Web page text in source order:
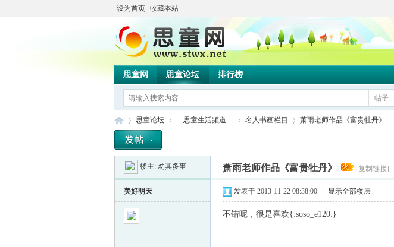
设为首页 收藏本站
思童网 思童论坛 排行榜
帖子
»
思童论坛
›
::: 思童生活频道 :::
›
名人书画栏目
›
萧雨老师作品《富贵牡丹》
楼主: 劝其多事 萧雨老师作品《富贵牡丹》 [复制链接]
美好明天 发表于 2013-11-22 08:38:00 显示全部楼层
不错呢，很是喜欢{:soso_e120:}